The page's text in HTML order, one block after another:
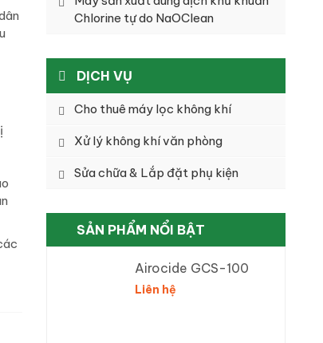
Chlorine tự do NaOClean
DỊCH VỤ
Cho thuê máy lọc không khí
Xử lý không khí văn phòng
Sửa chữa & Lắp đặt phụ kiện
SẢN PHẨM NỔI BẬT
Airocide GCS-100
Liên hệ